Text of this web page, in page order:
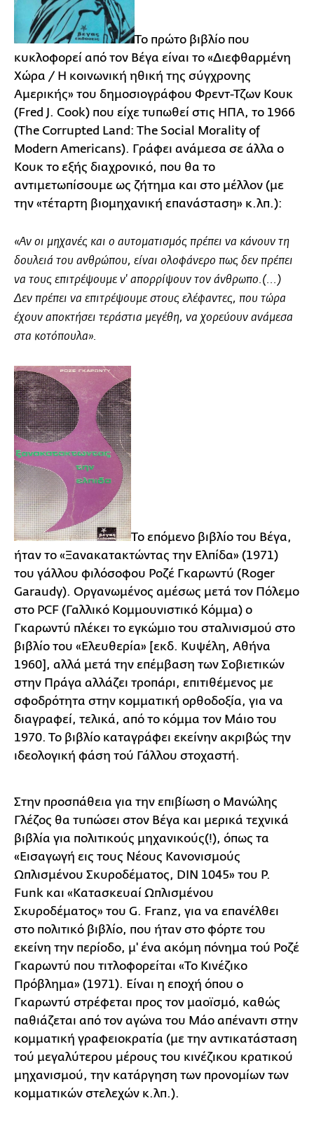
Το πρώτο βιβλίο που
κυκλοφορεί από τον Βέγα είναι το «Διεφθαρμένη
Χώρα / Η κοινωνική ηθική της σύγχρονης
Αμερικής» του δημοσιογράφου Φρεντ-Τζων Κουκ
(Fred J. Cook) που είχε τυπωθεί στις ΗΠΑ, το 1966
(The Corrupted Land: The Social Morality of
Modern Americans). Γράφει ανάμεσα σε άλλα ο
Κουκ το εξής διαχρονικό, που θα το
αντιμετωπίσουμε ως ζήτημα και στο μέλλον (με
την «τέταρτη βιομηχανική επανάσταση» κ.λπ.):
«Αν οι μηχανές και ο αυτοματισμός πρέπει να κάνουν τη
δουλειά του ανθρώπου, είναι ολοφάνερο πως δεν πρέπει
να τους επιτρέψουμε ν' απορρίψουν τον άνθρωπο.(...)
Δεν πρέπει να επιτρέψουμε στους ελέφαντες, που τώρα
έχουν αποκτήσει τεράστια μεγέθη, να χορεύουν ανάμεσα
στα κοτόπουλα».
Το επόμενο βιβλίο του Βέγα,
ήταν το «Ξανακατακτώντας την Ελπίδα» (1971)
του γάλλου φιλόσοφου Ροζέ Γκαρωντύ (Roger
Garaudy). Οργανωμένος αμέσως μετά τον Πόλεμο
στο PCF (Γαλλικό Κομμουνιστικό Κόμμα) ο
Γκαρωντύ πλέκει το εγκώμιο του σταλινισμού στο
βιβλίο του «Ελευθερία» [εκδ. Κυψέλη, Αθήνα
1960], αλλά μετά την επέμβαση των Σοβιετικών
στην Πράγα αλλάζει τροπάρι, επιτιθέμενος με
σφοδρότητα στην κομματική ορθοδοξία, για να
διαγραφεί, τελικά, από το κόμμα τον Μάιο του
1970. Το βιβλίο καταγράφει εκείνην ακριβώς την
ιδεολογική φάση τού Γάλλου στοχαστή.
Στην προσπάθεια για την επιβίωση ο Μανώλης
Γλέζος θα τυπώσει στον Βέγα και μερικά τεχνικά
βιβλία για πολιτικούς μηχανικούς(!), όπως τα
«Εισαγωγή εις τους Νέους Κανονισμούς
Ωπλισμένου Σκυροδέματος, DIN 1045» του P.
Funk και «Κατασκευαί Ωπλισμένου
Σκυροδέματος» του G. Franz, για να επανέλθει
στο πολιτικό βιβλίο, που ήταν στο φόρτε του
εκείνη την περίοδο, μ' ένα ακόμη πόνημα τού Ροζέ
Γκαρωντύ που τιτλοφορείται «Το Κινέζικο
Πρόβλημα» (1971). Είναι η εποχή όπου ο
Γκαρωντύ στρέφεται προς τον μαοϊσμό, καθώς
παθιάζεται από τον αγώνα του Μάο απέναντι στην
κομματική γραφειοκρατία (με την αντικατάσταση
τού μεγαλύτερου μέρους του κινέζικου κρατικού
μηχανισμού, την κατάργηση των προνομίων των
κομματικών στελεχών κ.λπ.).